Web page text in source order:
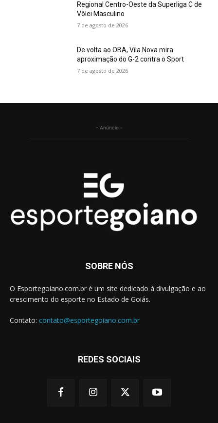
Regional Centro-Oeste da Superliga C de
Vôlei Masculino
7 de agosto de 2026
De volta ao OBA, Vila Nova mira
aproximação do G-2 contra o Sport
7 de agosto de 2026
- Anúncio -
SOBRE NÓS
O Esportegoiano.com.br é um site dedicado à divulgação e ao
crescimento do esporte no Estado de Goiás.
Contato: contato@esportegoiano.com.br
REDES SOCIAIS